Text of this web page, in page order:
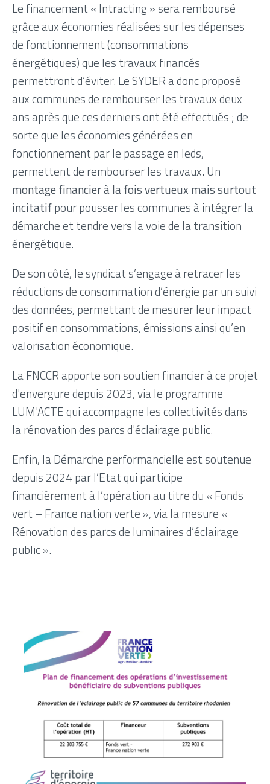
Le financement « Intracting » sera remboursé
grâce aux économies réalisées sur les dépenses
de fonctionnement (consommations
énergétiques) que les travaux financés
permettront d’éviter. Le SYDER a donc proposé
aux communes de rembourser les travaux deux
ans après que ces derniers ont été effectués ; de
sorte que les économies générées en
fonctionnement par le passage en leds,
permettent de rembourser les travaux. Un
montage financier à la fois vertueux mais surtout
incitatifpour pousser les communes à intégrer la
démarche et tendre vers la voie de la transition
énergétique.
De son côté, le syndicat s’engage à retracer les
réductions de consommation d’énergie par un suivi
des données, permettant de mesurer leur impact
positif en consommations, émissions ainsi qu’en
valorisation économique.
La FNCCR apporte son soutien financier à ce projet
d'envergure depuis 2023, via le programme
LUM'ACTE qui accompagne les collectivités dans
la rénovation des parcs d'éclairage public.
Enfin, la Démarche performancielle est soutenue
depuis 2024 par l’Etat qui participe
financièrement à l’opération au titre du « Fonds
vert – France nation verte », via la mesure «
Rénovation des parcs de luminaires d’éclairage
public ».